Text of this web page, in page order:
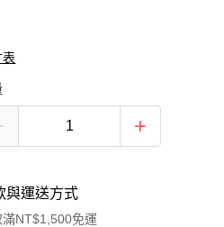
表
與運送方式
滿NT$1,500免運